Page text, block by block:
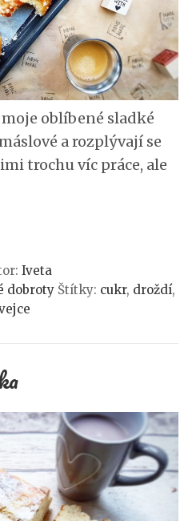
oblíbené sladké
a rozplývají se
trochu víc práce, ale
Iveta
dobroty Štítky: cukr, droždí,